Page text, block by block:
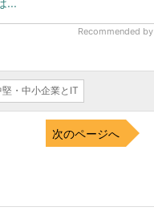
...
Recommended by
堅・中小企業とIT
次のページへ